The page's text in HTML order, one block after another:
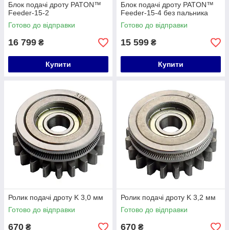
Блок подачі дроту PATON™
Feeder-15-2
Готово до відправки
16 799 ₴
Купити
Блок подачі дроту PATON™
Feeder-15-4 без пальника
Готово до відправки
15 599 ₴
Купити
Ролик подачі дроту K 3,0 мм
Готово до відправки
670 ₴
Ролик подачі дроту K 3,2 мм
Готово до відправки
670 ₴